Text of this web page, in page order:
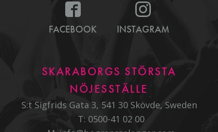
FACEBOOK INSTAGRAM
SKARABORGS STÖRSTA
NÖJESSTÄLLE
S:t Sigfrids Gata 3, 541 30 Skövde, Sweden
T: 0500-41 02 00